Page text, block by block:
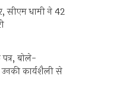
सीएम धामी ने 42
पत्र, बोले-
उनकी कार्यशैली से